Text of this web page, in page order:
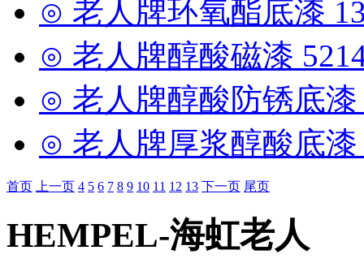
⊙ 老人牌环氧酯底漆
⊙ 老人牌醇酸磁漆
⊙ 老人牌醇酸防锈底漆
⊙ 老人牌厚浆醇酸底漆
首页 上一页 4 5 6 7 8 9 10 11 12 13 下一页 尾页
HEMPEL-海虹老人